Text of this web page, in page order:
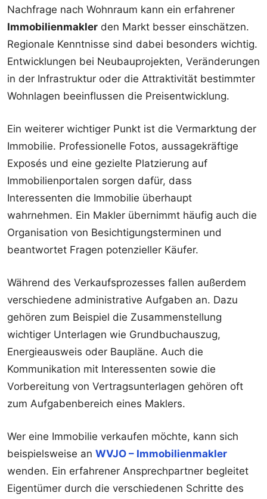
Nachfrage nach Wohnraum kann ein erfahrener
Immobilienmakler den Markt besser einschätzen.
Regionale Kenntnisse sind dabei besonders wichtig.
Entwicklungen bei Neubauprojekten, Veränderungen
in der Infrastruktur oder die Attraktivität bestimmter
Wohnlagen beeinflussen die Preisentwicklung.
Ein weiterer wichtiger Punkt ist die Vermarktung der
Immobilie. Professionelle Fotos, aussagekräftige
Exposés und eine gezielte Platzierung auf
Immobilienportalen sorgen dafür, dass
Interessenten die Immobilie überhaupt
wahrnehmen. Ein Makler übernimmt häufig auch die
Organisation von Besichtigungsterminen und
beantwortet Fragen potenzieller Käufer.
Während des Verkaufsprozesses fallen außerdem
verschiedene administrative Aufgaben an. Dazu
gehören zum Beispiel die Zusammenstellung
wichtiger Unterlagen wie Grundbuchauszug,
Energieausweis oder Baupläne. Auch die
Kommunikation mit Interessenten sowie die
Vorbereitung von Vertragsunterlagen gehören oft
zum Aufgabenbereich eines Maklers.
Wer eine Immobilie verkaufen möchte, kann sich
beispielsweise an WVJO – Immobilienmakler
wenden. Ein erfahrener Ansprechpartner begleitet
Eigentümer durch die verschiedenen Schritte des